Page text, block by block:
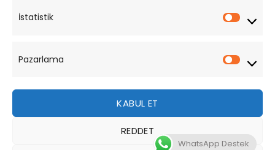
İstatistik
Pazarlama
KABUL ET
REDDET
Sipariş Takibi
Bu site, size daha iyi bir tarama deneyimi sunmak için
çerezler kullanmaktadır. Bu web sitesinde gezinerek,
WhatsApp Destek